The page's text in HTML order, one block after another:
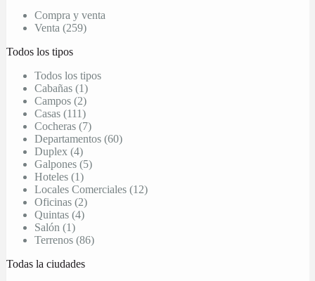
Compra y venta
Venta (259)
Todos los tipos
Todos los tipos
Cabañas (1)
Campos (2)
Casas (111)
Cocheras (7)
Departamentos (60)
Duplex (4)
Galpones (5)
Hoteles (1)
Locales Comerciales (12)
Oficinas (2)
Quintas (4)
Salón (1)
Terrenos (86)
Todas la ciudades